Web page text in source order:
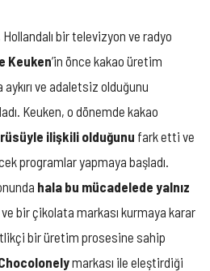
bir televizyon ve radyo
Keuken’in önce kakao üretim
ve adaletsiz olduğunu
Keuken, o dönemde kakao
ilişkili olduğunu fark etti ve
programlar yapmaya başladı.
hala bu mücadelede yalnız
bir çikolata markası kurmaya karar
bir üretim prosesine sahip
markası ile eleştirdiği